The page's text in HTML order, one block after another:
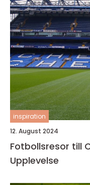
inspiration
12. August 2024
Fotbollsresor till
Upplevelse